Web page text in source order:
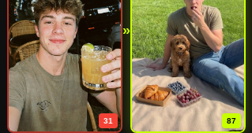
31
»
87